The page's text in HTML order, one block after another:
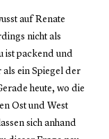
auf Renate
nicht als
ist packend und
ein Spiegel der
heute, wo die
Ost und West
sich anhand